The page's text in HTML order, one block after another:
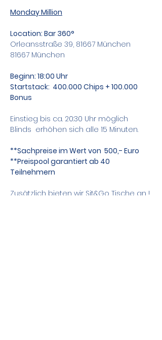
Monday Million
Location: Bar 360°
Orleansstraße 39, 81667 München
81667 München
Beginn: 18:00 Uhr
Startstack:  400.000 Chips + 100.000
Bonus
Einstieg bis ca. 20:30 Uhr möglich
Blinds  erhöhen sich alle 15 Minuten.
**Sachpreise im Wert von  500,- Euro
**Preispool garantiert ab 40
Teilnehmern
Zusätzlich bieten wir Sit&Go Tische an !